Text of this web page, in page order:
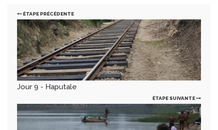
ÉTAPE PRÉCÉDENTE
Jour 9 - Haputale
ÉTAPE SUIVANTE